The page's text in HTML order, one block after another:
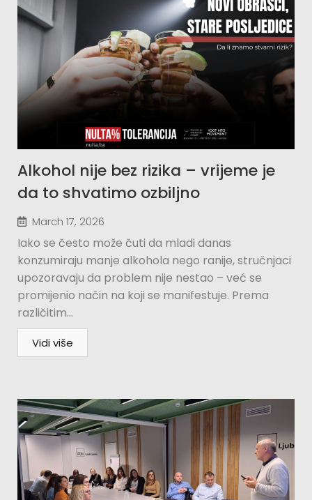
Alkohol nije bez rizika – vrijeme je
da to shvatimo ozbiljno
March 17, 2026
Iako se često može čuti da mladi danas
konzumiraju manje alkohola nego ranije, stručnjaci
upozoravaju da problem nije nestao – već se
promijenio način na koji se manifestuje. Prema
različitim...
Vidi više